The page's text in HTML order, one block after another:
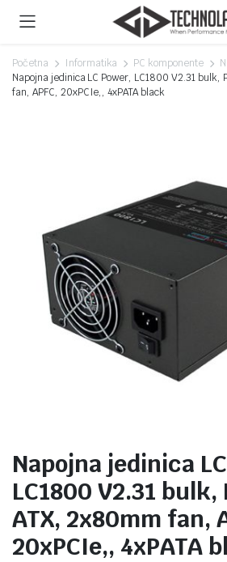
Početna Informatika PC komponente
Napojna jedinica LC Power, LC1800 V2.31 bulk,
fan, APFC, 20xPCIe,, 4xPATA black
Napojna jedinica
LC1800 V2.31 bulk,
ATX, 2x80mm fan,
20xPCIe,, 4xPATA